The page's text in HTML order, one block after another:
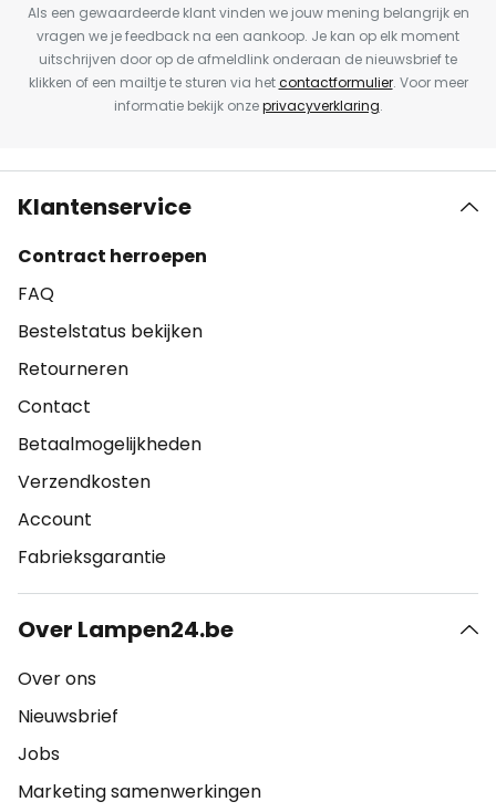
Als een gewaardeerde klant vinden we jouw mening belangrijk en
vragen we je feedback na een aankoop. Je kan op elk moment
uitschrijven door op de afmeldlink onderaan de nieuwsbrief te
klikken of een mailtje te sturen via hetcontactformulier. Voor meer
informatie bekijk onzeprivacyverklaring.
Klantenservice
Contract herroepen
FAQ
Bestelstatus bekijken
Retourneren
Contact
Betaalmogelijkheden
Verzendkosten
Account
Fabrieksgarantie
Over Lampen24.be
Over ons
Nieuwsbrief
Jobs
Marketing samenwerkingen